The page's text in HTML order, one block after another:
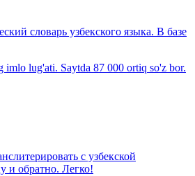
словарь узбекского языка. В базе
lug'ati. Saytda 87 000 ortiq so'z bor.
с узбекской
и обратно. Легко!